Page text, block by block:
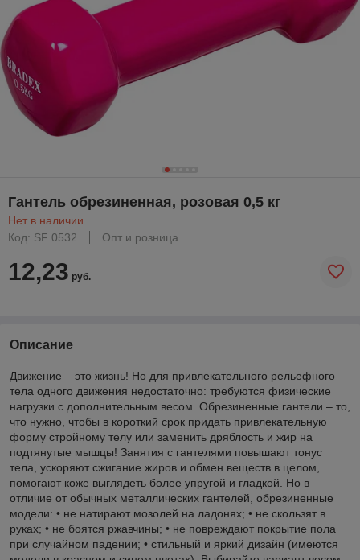
Гантель обрезиненная, розовая 0,5 кг
Нет в наличии
Код: SF 0532
Опт и розница
12,23 руб.
Описание
Движение – это жизнь! Но для привлекательного рельефного
тела одного движения недостаточно: требуются физические
нагрузки с дополнительным весом. Обрезиненные гантели – то,
что нужно, чтобы в короткий срок придать привлекательную
форму стройному телу или заменить дряблость и жир на
подтянутые мышцы! Занятия с гантелями повышают тонус
тела, ускоряют сжигание жиров и обмен веществ в целом,
помогают коже выглядеть более упругой и гладкой. Но в
отличие от обычных металлических гантелей, обрезиненные
модели: • не натирают мозолей на ладонях; • не скользят в
руках; • не боятся ржавчины; • не повреждают покрытие пола
при случайном падении; • стильный и яркий дизайн (имеются